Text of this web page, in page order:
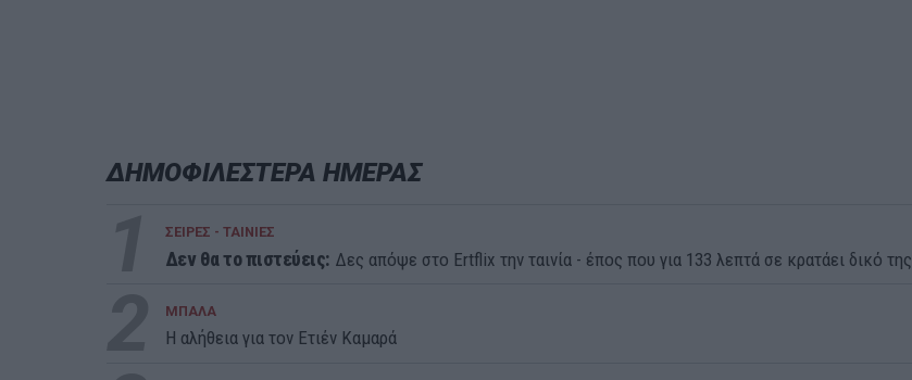
ΔΗΜΟΦΙΛΕΣΤΕΡΑ ΗΜΕΡΑΣ
ΣΕΙΡΕΣ - ΤΑΙΝΙΕΣ
Δεν θα το πιστεύεις: Δες απόψε στο Ertflix την ταινία - έπος που για 133 λεπτά σε κρατάει δικό της
ΜΠΑΛΑ
Η αλήθεια για τον Ετιέν Καμαρά